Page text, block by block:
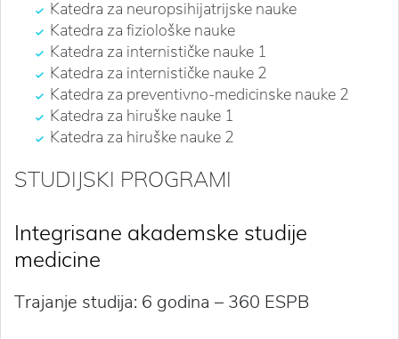
Katedra za neuropsihijatrijske nauke
Katedra za fiziološke nauke
Katedra za internističke nauke 1
Katedra za internističke nauke 2
Katedra za preventivno-medicinske nauke 2
Katedra za hiruške nauke 1
Katedra za hiruške nauke 2
STUDIJSKI PROGRAMI
Integrisane akademske studije
medicine
Trajanje studija: 6 godina – 360 ESPB